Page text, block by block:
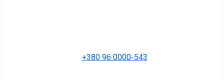
+380 96 0000-543